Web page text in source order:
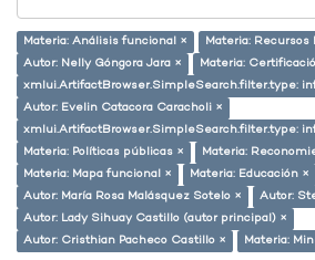
Materia: Análisis funcional ×
Materia: Recursos
Autor: Nelly Góngora Jara ×
Materia:
xmlui.ArtifactBrowser.SimpleSearch.filter.type:
Autor: Evelin Catacora Caracholi ×
xmlui.ArtifactBrowser.SimpleSearch.filter.type:
Materia: Políticas públicas ×
Materia:
Materia: Mapa funcional ×
Materia: Educación ×
Autor: María Rosa Malásquez Sotelo ×
Autor:
Autor: Lady Sihuay Castillo (autor principal) ×
Autor: Cristhian Pacheco Castillo ×
Materia: